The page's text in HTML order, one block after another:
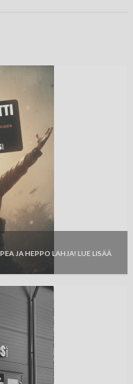
JA HEPPO LAHJA! LUE LISÄÄ